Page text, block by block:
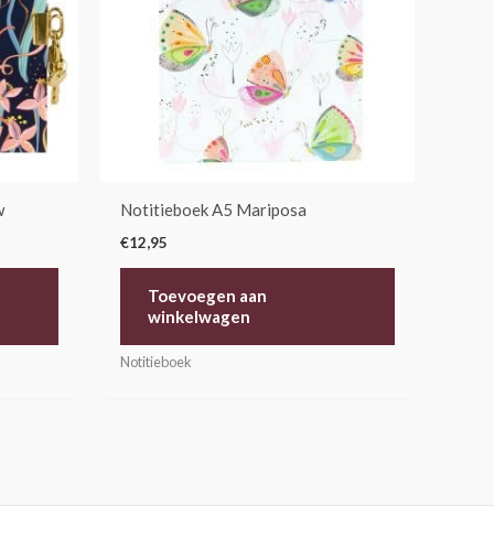
Notitieboek A5 Mariposa
€12,95
Toevoegen aan
winkelwagen
Notitieboek